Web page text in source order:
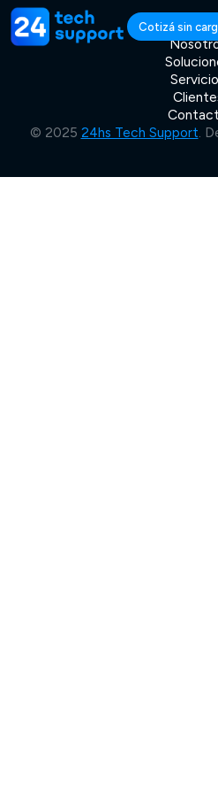
Cotizá sin
© 2025 24hs Tech Support.